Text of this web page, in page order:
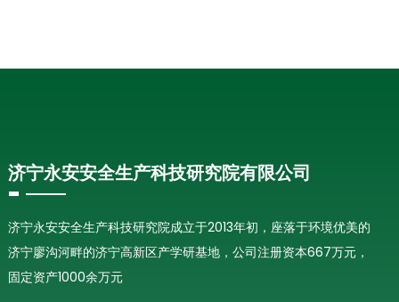
济宁永安安全生产科技研究院有限公司
济宁永安安全生产科技研究院成立于2013年初，座落于环境优美的
济宁廖沟河畔的济宁高新区产学研基地，公司注册资本667万元，
固定资产1000余万元